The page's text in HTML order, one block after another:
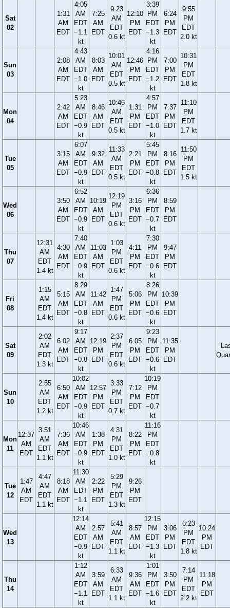
Sat
02
1:31
AM
EDT
4:05
AM
EDT
−1.1
kt
7:25
AM
EDT
9:23
AM
EDT
0.6 kt
12:10
PM
EDT
3:39
PM
EDT
−1.3
kt
6:24
PM
EDT
9:55
PM
EDT
2.0 kt
Sun
03
2:08
AM
EDT
4:43
AM
EDT
−1.0
kt
8:03
AM
EDT
10:01
AM
EDT
0.5 kt
12:46
PM
EDT
4:16
PM
EDT
−1.2
kt
7:00
PM
EDT
10:31
PM
EDT
1.8 kt
Mon
04
2:42
AM
EDT
5:23
AM
EDT
−0.9
kt
8:46
AM
EDT
10:46
AM
EDT
0.5 kt
1:31
PM
EDT
4:57
PM
EDT
−1.0
kt
7:37
PM
EDT
11:10
PM
EDT
1.7 kt
Tue
05
3:15
AM
EDT
6:07
AM
EDT
−0.9
kt
9:32
AM
EDT
11:33
AM
EDT
0.5 kt
2:21
PM
EDT
5:45
PM
EDT
−0.8
kt
8:16
PM
EDT
11:50
PM
EDT
1.5 kt
Wed
06
3:50
AM
EDT
6:52
AM
EDT
−0.9
kt
10:19
AM
EDT
12:19
PM
EDT
0.6 kt
3:16
PM
EDT
6:36
PM
EDT
−0.7
kt
8:59
PM
EDT
Thu
07
12:31
AM
EDT
1.4 kt
4:30
AM
EDT
7:40
AM
EDT
−0.9
kt
11:03
AM
EDT
1:03
PM
EDT
0.6 kt
4:11
PM
EDT
7:30
PM
EDT
−0.6
kt
9:47
PM
EDT
Fri
08
1:15
AM
EDT
1.4 kt
5:15
AM
EDT
8:29
AM
EDT
−0.8
kt
11:42
AM
EDT
1:47
PM
EDT
0.6 kt
5:06
PM
EDT
8:26
PM
EDT
−0.6
kt
10:39
PM
EDT
Sat
09
2:02
AM
EDT
1.3 kt
6:02
AM
EDT
9:17
AM
EDT
−0.8
kt
12:19
PM
EDT
2:37
PM
EDT
0.6 kt
6:05
PM
EDT
9:23
PM
EDT
−0.6
kt
11:35
PM
EDT
Sun
10
2:55
AM
EDT
1.2 kt
6:50
AM
EDT
10:02
AM
EDT
−0.9
kt
12:57
PM
EDT
3:33
PM
EDT
0.7 kt
7:12
PM
EDT
10:19
PM
EDT
−0.7
kt
Mon
11
12:37
AM
EDT
3:51
AM
EDT
1.1 kt
7:36
AM
EDT
10:46
AM
EDT
−0.9
kt
1:38
PM
EDT
4:31
PM
EDT
1.0 kt
8:22
PM
EDT
11:16
PM
EDT
−0.8
kt
Tue
12
1:47
AM
EDT
4:47
AM
EDT
1.1 kt
8:18
AM
EDT
11:30
AM
EDT
−1.1
kt
2:22
PM
EDT
5:29
PM
EDT
1.3 kt
9:26
PM
EDT
Wed
13
12:14
AM
EDT
−0.9
kt
2:57
AM
EDT
5:41
AM
EDT
1.1 kt
8:57
AM
EDT
12:15
PM
EDT
−1.3
kt
3:06
PM
EDT
6:23
PM
EDT
1.8 kt
10:24
PM
EDT
Thu
14
1:12
AM
EDT
−1.1
kt
3:59
AM
EDT
6:33
AM
EDT
1.1 kt
9:36
AM
EDT
1:01
PM
EDT
−1.6
kt
3:50
PM
EDT
7:14
PM
EDT
2.2 kt
11:18
PM
EDT